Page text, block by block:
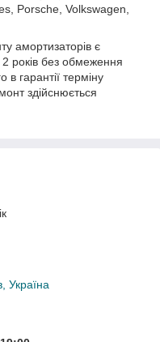
Porsche, Volkswagen,
амортизаторів є
2 років без обмеження
в гарантії терміну
здійснюється
Україна